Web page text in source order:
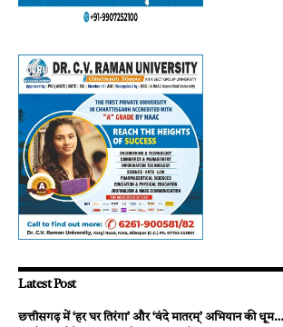
Latest Post
छत्तीसगढ़ में ‘हर घर तिरंगा’ और ‘वंदे मातरम्’ अभियान की